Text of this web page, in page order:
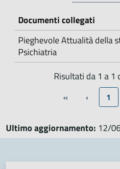
Documenti collegati
Pieghevole Attualità della
Psichiatria
Risultati da 1 a 1
« ‹ 1
Ultimo aggiornamento: 12/